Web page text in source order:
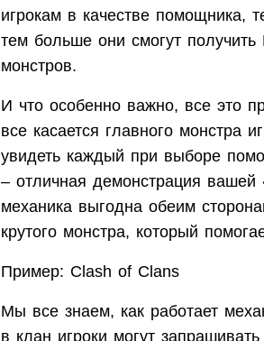
игрокам в качестве помощника,
тем больше они смогут
монстров.
И что особенно важно, все это
все касается главного монстра
увидеть каждый при выборе
– отличная демонстрация
механика выгодна обеим
крутого монстра, который
Пример: Clash of Clans
Мы все знаем, как работает
в клан игроки могут